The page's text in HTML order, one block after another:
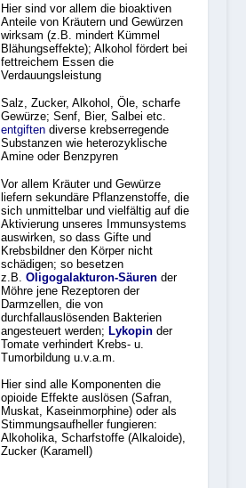
Hier sind vor allem die bioaktiven
Anteile von Kräutern und Gewürzen
wirksam (z.B. mindert Kümmel
Blähungseffekte); Alkohol fördert bei
fettreichem Essen die
Verdauungsleistung
Salz, Zucker, Alkohol, Öle, scharfe
Gewürze; Senf, Bier, Salbei etc.
entgiftendiverse krebserregende
Substanzen wie heterozyklische
Amine oder Benzpyren
Vor allem Kräuter und Gewürze
liefern sekundäre Pflanzenstoffe, die
sich unmittelbar und vielfältig auf die
Aktivierung unseres Immunsystems
auswirken, so dass Gifte und
Krebsbildner den Körper nicht
schädigen; so besetzen
z.B. Oligogalakturon-Säurender
Möhre jene Rezeptoren der
Darmzellen, die von
durchfallauslösenden Bakterien
angesteuert werden; Lykopinder
Tomate verhindert Krebs- u.
Tumorbildung u.v.a.m.
Hier sind alle Komponenten die
opioide Effekte auslösen (Safran,
Muskat, Kaseinmorphine) oder als
Stimmungsaufheller fungieren:
Alkoholika, Scharfstoffe (Alkaloide),
Zucker (Karamell)